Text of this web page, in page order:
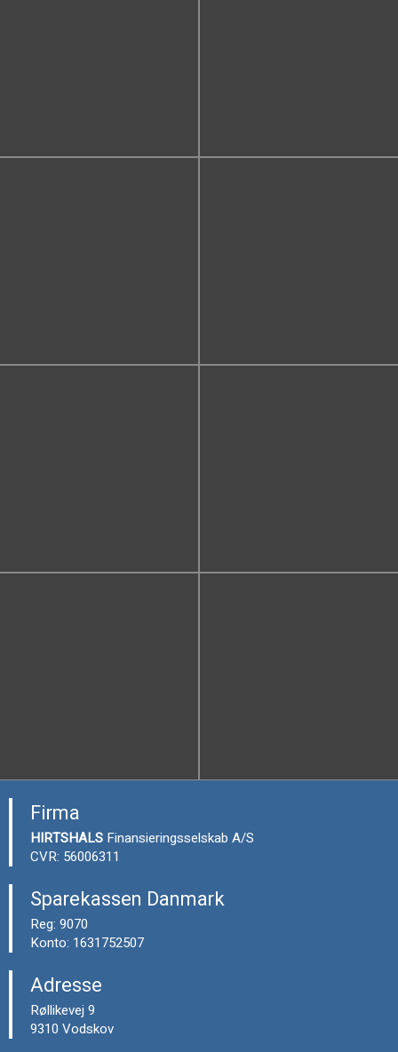
Firma
HIRTSHALS Finansieringsselskab A/S
CVR: 56006311​
Sparekassen Danmark
Reg: 9070
Konto: 1631752507
​Adresse​
Rølli​kevej 9
9310 Vodskov